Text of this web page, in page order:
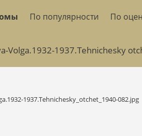
По популярности По
Volga.1932-1937.Tehnichesky